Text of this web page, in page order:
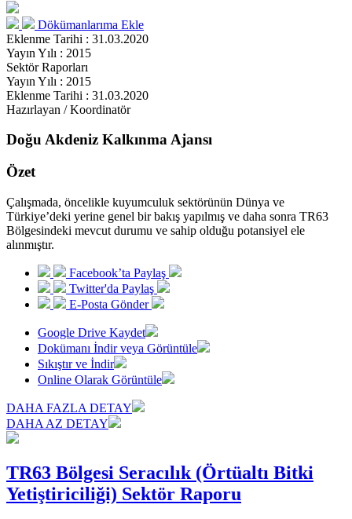
Dökümanlarıma Ekle
Eklenme Tarihi : 31.03.2020
Yayın Yılı : 2015
Sektör Raporları
Yayın Yılı : 2015
Eklenme Tarihi : 31.03.2020
Hazırlayan / Koordinatör
Doğu Akdeniz Kalkınma Ajansı
Özet
Çalışmada, öncelikle kuyumculuk sektörünün Dünya ve
Türkiye’deki yerine genel bir bakış yapılmış ve daha sonra TR63
Bölgesindeki mevcut durumu ve sahip olduğu potansiyel ele
alınmıştır.
Facebook’ta Paylaş
Twitter'da Paylaş
E-Posta Gönder
Google Drive Kaydet
Dokümanı İndir veya Görüntüle
Sıkıştır ve İndir
Online Olarak Görüntüle
DAHA FAZLA DETAY
DAHA AZ DETAY
TR63 Bölgesi Seracılık (Örtüaltı Bitki
Yetiştiriciliği) Sektör Raporu